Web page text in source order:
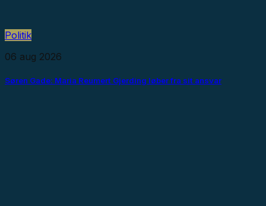
Politik
06 aug 2026
Søren Gade: Maria Reumert Gjerding løber fra sit ansvar